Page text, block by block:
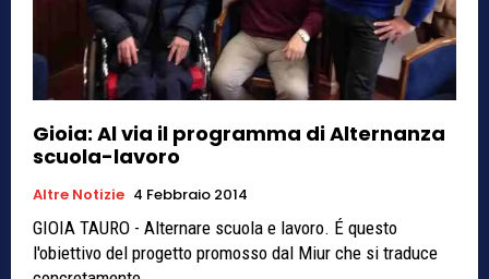
Gioia: Al via il programma di Alternanza
scuola-lavoro
Altre Notizie 4 Febbraio 2014
GIOIA TAURO - Alternare scuola e lavoro. É questo
l'obiettivo del progetto promosso dal Miur che si traduce